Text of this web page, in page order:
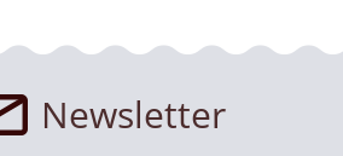
Newsletter